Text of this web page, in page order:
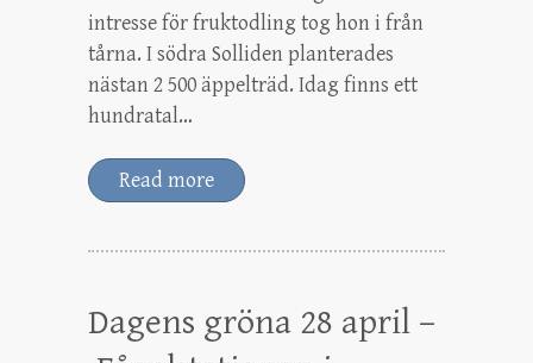
intresse för fruktodling tog hon i från
tårna. I södra Solliden planterades
nästan 2 500 äppelträd. Idag finns ett
hundratal…
Read more
Dagens gröna 28 april –